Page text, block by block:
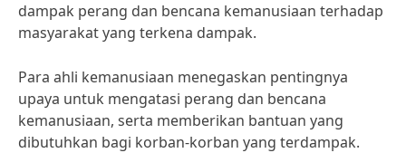
dampak perang dan bencana kemanusiaan terhadap
masyarakat yang terkena dampak.
Para ahli kemanusiaan menegaskan pentingnya
upaya untuk mengatasi perang dan bencana
kemanusiaan, serta memberikan bantuan yang
dibutuhkan bagi korban-korban yang terdampak.